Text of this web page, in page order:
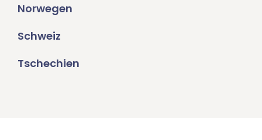
Norwegen
Schweiz
Tschechien